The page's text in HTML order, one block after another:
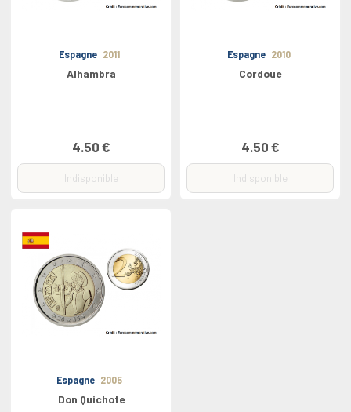
Espagne 2011
Alhambra
4.50 €
Indisponible
Espagne 2010
Cordoue
4.50 €
Indisponible
Espagne 2005
Don Quichote